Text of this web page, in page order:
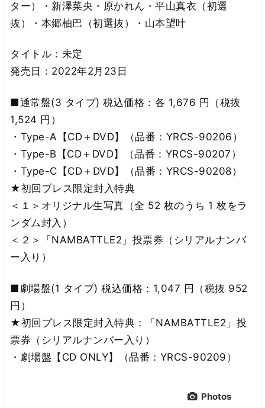
ター）・新澤菜央・原かれん・平山真衣（初選
抜）・本郷柚巴（初選抜）・山本望叶
タイトル：未定
発売日：2022年2月23日
■通常盤(3 タイプ) 税込価格：各 1,676 円（税抜
1,524 円）
・Type-A【CD＋DVD】（品番：YRCS-90206）
・Type-B【CD＋DVD】（品番：YRCS-90207）
・Type-C【CD＋DVD】（品番：YRCS-90208）
★初回プレス限定封入特典
＜１＞オリジナル生写真（全 52 枚のうち 1 枚をラ
ンダム封入）
＜２＞「NAMBATTLE2」投票券（シリアルナンバ
ー入り）
■劇場盤(1 タイプ) 税込価格：1,047 円（税抜 952
円）
★初回プレス限定封入特典：「NAMBATTLE2」投
票券（シリアルナンバー入り）
・劇場盤【CD ONLY】（品番：YRCS-90209）
Photos